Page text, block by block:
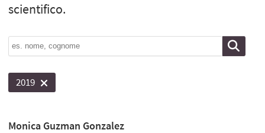
scientifico.
2019
Monica Guzman Gonzalez